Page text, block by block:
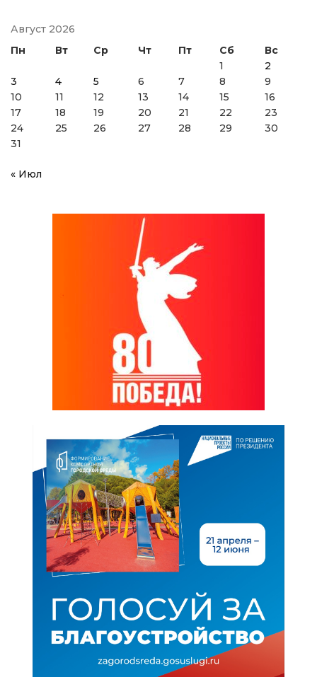
Август 2026
Пн
Вт Ср Чт Пт Сб
Вс
1
2
3
4 5 6 7 8
9
10
11 12 13 14 15
16
17
18 19 20 21 22
23
24
25 26 27 28 29
30
31
« Июл